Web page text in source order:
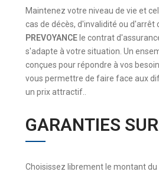
Maintenez votre niveau de vie et
cas de décès, d'invalidité ou d'arrêt
PREVOYANCEle contrat
s'adapte à votre situation. Un
conçues pour répondre à vos
vous permettre de faire face aux
un prix attractif..
GARANTIES
Choisissez librement le montant du